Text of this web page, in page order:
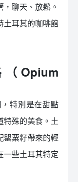
聊天、放鬆。
土耳其的咖啡館
Opium
特別是在甜點
特殊的美食。土
罌粟籽帶來的輕
一些土耳其特定